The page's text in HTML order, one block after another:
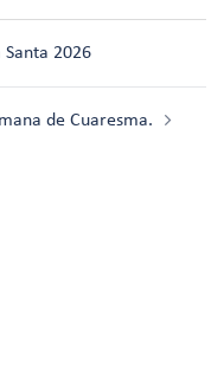
Santa 2026
de Cuaresma.